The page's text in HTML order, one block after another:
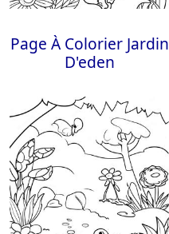
Page À Colorier Jardin
D'eden